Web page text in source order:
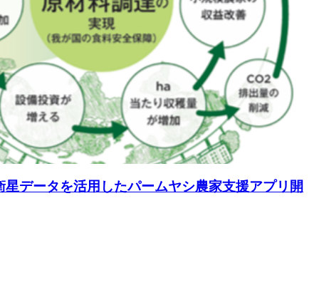
星データを活用したパームヤシ農家支援アプリ開